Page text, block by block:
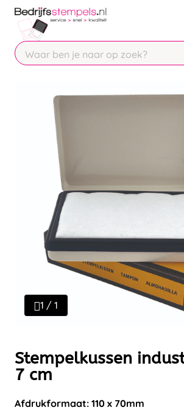
Chatbot
Chat 24/7 met onze
Contact
1 / 1
Stempelkussen
7 cm
Afdrukformaat: 110 x 70mm